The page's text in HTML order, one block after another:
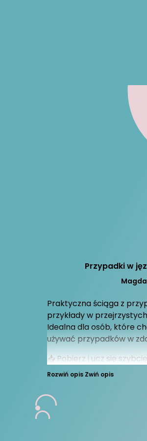
Przypadki w
Praktyczna ściąga z
przykłady w
Idealna dla osób, które
używać przypadków w
📥 Pobierz i ucz się
Rozwiń opis Zwiń opis